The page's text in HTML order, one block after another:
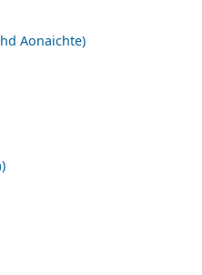
Aonaichte)